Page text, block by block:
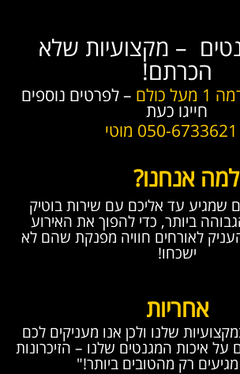
– מקצועיות שלא
הכרתם!
1 מעל כולם – לפרטים נוספים
חייגו כעת
050-6733621 מוטי
למה אנחנו?
שמגיע עד אליכם עם שירות בוטיק
ביותר, כדי להפוך את האירוע
לאורחים חוויה מפנקת שהם לא
ישכחו!
אחריות
שלנו ולכן אנו מעניקים לכם
על איכות המגנטים שלנו – הזיכרונות
רק מהטובים ביותר!"